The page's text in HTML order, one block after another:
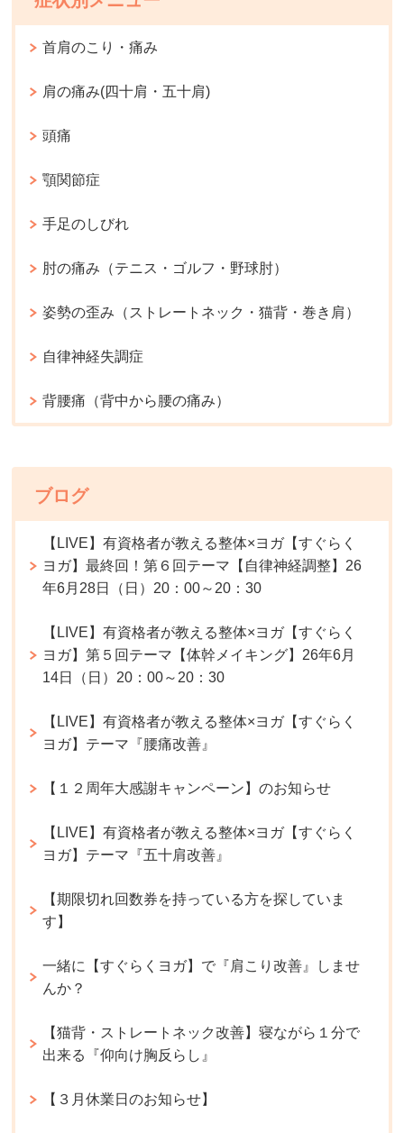
首肩のこり・痛み
肩の痛み(四十肩・五十肩)
頭痛
顎関節症
手足のしびれ
肘の痛み（テニス・ゴルフ・野球肘）
姿勢の歪み（ストレートネック・猫背・巻き肩）
自律神経失調症
背腰痛（背中から腰の痛み）
ブログ
【LIVE】有資格者が教える整体×ヨガ【すぐらく
ヨガ】最終回！第６回テーマ【自律神経調整】26
年6月28日（日）20：00～20：30
【LIVE】有資格者が教える整体×ヨガ【すぐらく
ヨガ】第５回テーマ【体幹メイキング】26年6月
14日（日）20：00～20：30
【LIVE】有資格者が教える整体×ヨガ【すぐらく
ヨガ】テーマ『腰痛改善』
【１２周年大感謝キャンペーン】のお知らせ
【LIVE】有資格者が教える整体×ヨガ【すぐらく
ヨガ】テーマ『五十肩改善』
【期限切れ回数券を持っている方を探していま
す】
一緒に【すぐらくヨガ】で『肩こり改善』しませ
んか？
【猫背・ストレートネック改善】寝ながら１分で
出来る『仰向け胸反らし』
【３月休業日のお知らせ】